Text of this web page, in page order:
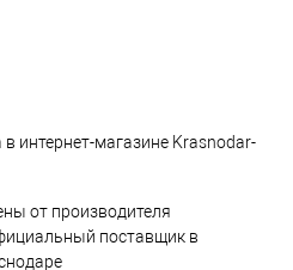
интернет-магазине Krasnodar-
от производителя
поставщик в